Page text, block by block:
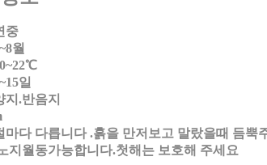
중
월
일
.반음지
마다 다릅니다 .흙을 만저보고 말랐을때 듬뿍
지월동가능합니다.첫해는 보호해 주세요